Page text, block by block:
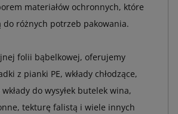
materiałów ochronnych, które
różnych potrzeb pakowania.
folii bąbelkowej, oferujemy
z pianki PE, wkłady chłodzące,
do wysyłek butelek wina,
tekturę falistą i wiele innych